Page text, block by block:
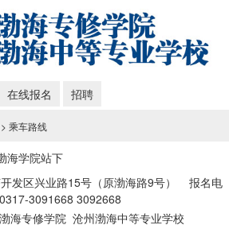
在线报名 招聘
乘车路线
海学院站下
发区兴业路15号（原渤海路9号） 报名电
3091668 3092668
海专修学院 沧州渤海中等专业学校